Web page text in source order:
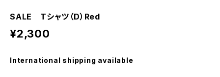
SALE Tシャツ（D）Red
¥2,300
International shipping available